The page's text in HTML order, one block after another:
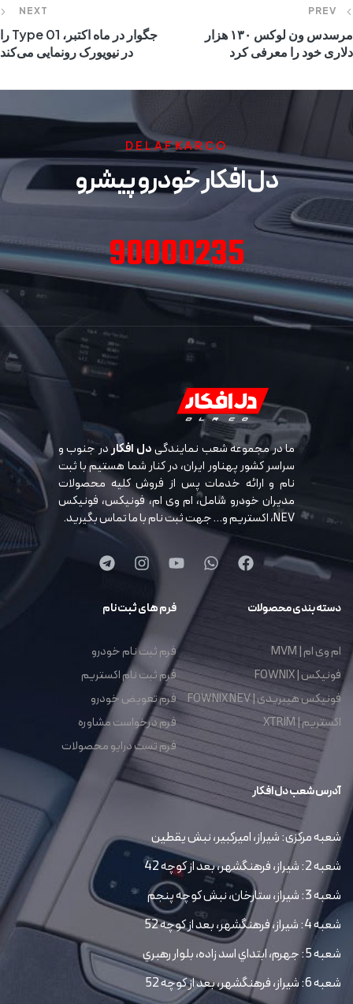
PREV
مرسدس ون لوکس ۱۳۰ هزار
دلاری خود را معرفی کرد
NEXT
جگوار در ماه اکتبر، Type 01 را
در نیویورک رونمایی می‌کند
DELAFKARCO
دل افکار خودرو پیشرو
90000235
ما در مجموعه شعب نمایندگیدل افکاردر جنوب و
سراسر کشور پهناور ایران، در کنار شما هستیم با ثبت
نام و ارائه خدمات پس از فروش کلیه محصولات
مدیران خودرو شامل، ام وی ام، فونیکس، فونیکس
NEV، اکستریم و… جهت ثبت نام با ما تماس بگیرید.
دسته بندی محصولات
ام وی ام | MVM
فونیکس | FOWNIX
فونیکس هیبریدی | FOWNIX NEV
اکستریم | XTRIM
فرم های ثبت نام
فرم ثبت نام خودرو
فرم ثبت نام اکستریم
فرم تعویض خودرو
فرم درخواست مشاوره
فرم تست درایو محصولات
آدرس شعب دل افکار
شعبه مرکزی: شیراز، امیرکبیر، نبش یقطین
شعبه 2: شیراز، فرهنگشهر، بعد از کوچه 42
شعبه 3: شیراز، ستارخان، نبش کوچه پنجم
شعبه 4: شیراز، فرهنگشهر، بعد از کوچه 52
شعبه 5: جهرم، ابتداي اسد زاده، بلوار رهبري
شعبه 6: شیراز، فرهنگشهر، بعد از کوچه 52